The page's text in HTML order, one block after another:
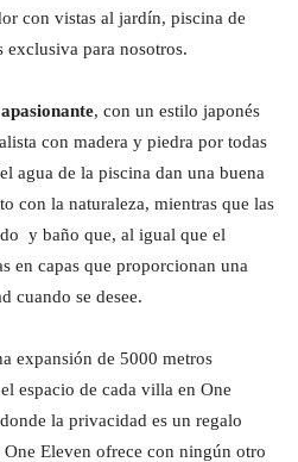
con vistas al jardín, piscina de
para nosotros.
, con un estilo japonés
con madera y piedra por todas
agua de la piscina dan una buena
con la naturaleza, mientras que las
y baño que, al igual que el
en capas que proporcionan una
cuando se desee.
expansión de 5000 metros
espacio de cada villa en One
la privacidad es un regalo
Eleven ofrece con ningún otro